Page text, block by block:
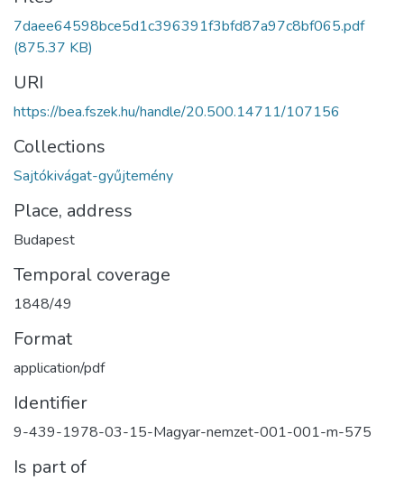
7daee64598bce5d1c396391f3bfd87a97c8bf065.pdf
(875.37 KB)
URI
https://bea.fszek.hu/handle/20.500.14711/107156
Collections
Sajtókivágat-gyűjtemény
Place, address
Budapest
Temporal coverage
1848/49
Format
application/pdf
Identifier
9-439-1978-03-15-Magyar-nemzet-001-001-m-575
Is part of